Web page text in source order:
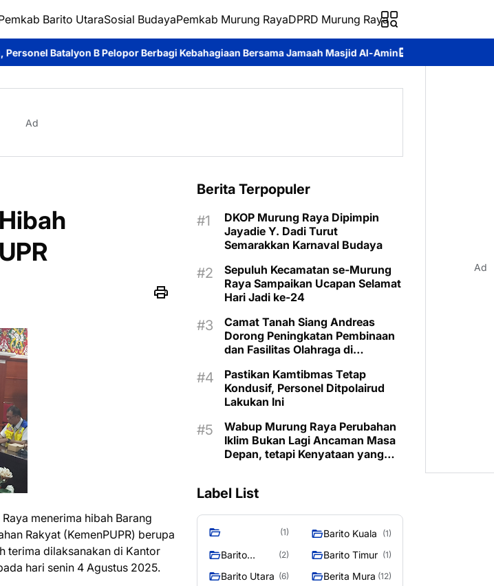
Barito UtaraSosial BudayaPemkab Murung RayaDPRD Murung Raya
Berbagi Kebahagiaan Bersama Jamaah Masjid Al-Amin Kontingen Pramuka Murung Raya
Ad
menerima hibah Barang
Rakyat (KemenPUPR) berupa
terima dilaksanakan di Kantor
hari senin 4 Agustus 2025.
Berita Terpopuler
DKOP Murung Raya Dipimpin
Jayadie Y. Dadi Turut
Semarakkan Karnaval Budaya
Sepuluh Kecamatan se-Murung
Raya Sampaikan Ucapan Selamat
Hari Jadi ke-24
Camat Tanah Siang Andreas
Dorong Peningkatan Pembinaan
dan Fasilitas Olahraga di
Pastikan Kamtibmas Tetap
Kondusif, Personel Ditpolairud
Lakukan Ini
Wabup Murung Raya Perubahan
Iklim Bukan Lagi Ancaman Masa
Depan, tetapi Kenyataan yang
Label List
(1) Barito Kuala (1)
Barito
(2) Barito Timur (1)
Barito Utara (6) Berita Mura (12)
Ad